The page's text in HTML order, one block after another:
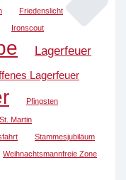
Friedenslicht
Ironscout
Lagerfeuer
Lagerfeuer
Pfingsten
St. Martin
Stammesjubiläum
Weihnachtsmannfreie Zone